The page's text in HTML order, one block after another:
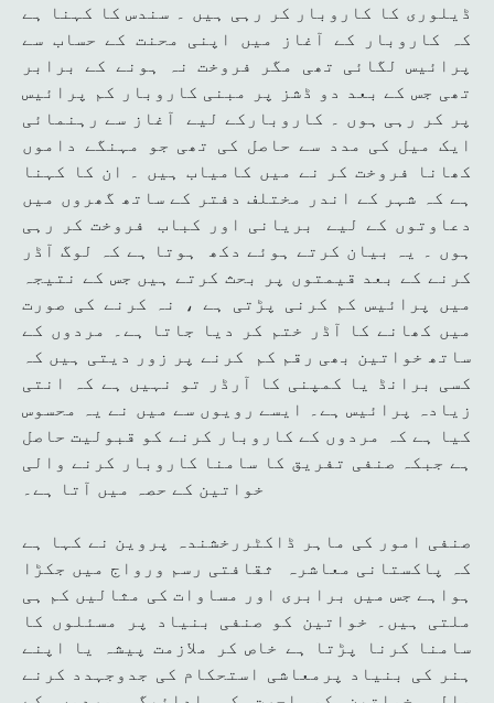
ڈیلوری کا کاروبار کر رہی ہیں ۔ سندس کا کہنا ہے
کہ کاروبار کے آغاز میں اپنی محنت کے حساب سے
پرائیس لگائی تھی مگر فروخت نہ ہونے کے برابر
تھی جس کے بعد دو ڈشز پر مبنی کاروبار کم پرائیس
پر کر رہی ہوں ۔ کاروبارکے لیے آغاز سے رہنمائی
ایک میل کی مدد سے حاصل کی تھی جو مہنگے داموں
کھانا فروخت کر نے میں کامیاب ہیں ۔ ان کا کہنا
ہے کہ شہر کے اندر مختلف دفتر کے ساتھ گھروں میں
دعاوتوں کے لیے بریانی اور کباب فروخت کر رہی
ہوں ۔ یہ بیان کرتے ہوئے دکھ ہوتا ہے کہ لوگ آڈر
کرنے کے بعد قیمتوں پر بحث کرتے ہیں جس کے نتیجہ
میں پرائیس کم کرنی پڑتی ہے ، نہ کرنے کی صورت
میں کھانے کا آڈر ختم کر دیا جاتا ہے۔ مردوں کے
ساتھ خواتین بھی رقم کم کرنے پر زور دیتی ہیں کہ
کسی برانڈ یا کمپنی کا آرڈر تو نہیں ہے کہ انتی
زیادہ پرائیس ہے۔ ایسے رویوں سے میں نے یہ محسوس
کیا ہے کہ مردوں کے کاروبار کرنے کو قبولیت حاصل
ہے جبکہ صنفی تفریق کا سامنا کاروبار کرنے والی
خواتین کے حصہ میں آتا ہے۔
صنفی امور کی ماہر ڈاکٹررخشندہ پروین نے کہا ہے
کہ پاکستانی معاشرہ ثقافتی رسم ورواج میں جکڑا
ہواہے جس میں برابری اور مساوات کی مثالیں کم ہی
ملتی ہیں۔ خواتین کو صنفی بنیاد پر مسئلوں کا
سامنا کرنا پڑتا ہے خاص کر ملازمت پیشہ یا اپنے
ہنر کی بنیاد پرمعاشی استحکام کی جدوجہدد کرنے